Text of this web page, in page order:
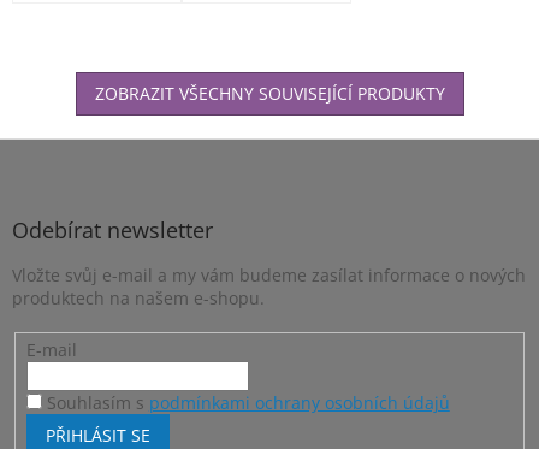
ZOBRAZIT VŠECHNY SOUVISEJÍCÍ PRODUKTY
Z
Odebírat newsletter
Vložte svůj e-mail a my vám budeme zasílat informace o nových
produktech na našem e-shopu.
E-mail
Souhlasím s podmínkami ochrany osobních údajů
PŘIHLÁSIT SE